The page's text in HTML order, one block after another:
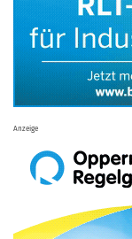
Anzeige